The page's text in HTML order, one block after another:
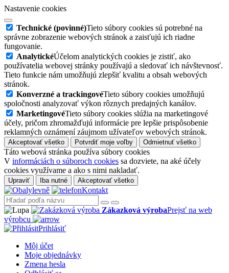
Nastavenie cookies
Technické (povinné)Tieto súbory cookies sú potrebné na
správne zobrazenie webových stránok a zaisťujú ich riadne
fungovanie.
AnalytickéÚčelom analytických cookies je zistiť, ako
používatelia webovej stránky používajú a sledovať ich návštevnosť.
Tieto funkcie nám umožňujú zlepšiť kvalitu a obsah webových
stránok.
Konverzné a trackingovéTieto súbory cookies umožňujú
spoločnosti analyzovať výkon rôznych predajných kanálov.
MarketingovéTieto súbory cookies slúžia na marketingové
účely, pričom zhromažďujú informácie pre lepšie prispôsobenie
reklamných oznámení záujmom užívateľov webových stránok.
Akceptovať všetko Potvrdiť moje voľby Odmietnuť všetko
Táto webová stránka používa súbory cookies
V informáciách o súboroch cookies sa dozviete, na aké účely
cookies využívame a ako s nimi nakladať.
Upraviť Iba nutné Akceptovať všetko
Kontakt
Zákazková výrobaPrejsť na web
výrobcu
Prihlásiť
Môj účet
Moje objednávky
Zmena hesla